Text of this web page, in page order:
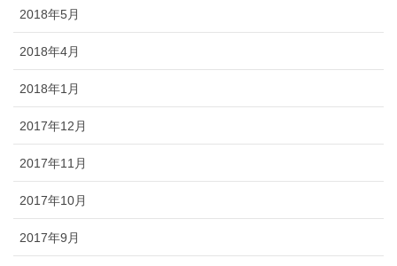
2018年5月
2018年4月
2018年1月
2017年12月
2017年11月
2017年10月
2017年9月